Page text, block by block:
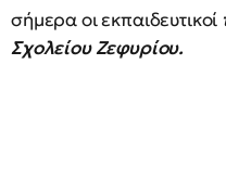
σήμερα οι εκπαιδευτικοί
Σχολείου Ζεφυρίου.